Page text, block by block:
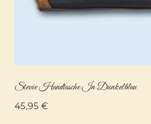
Stevie Handtasche In Dunkelblau
45,95 €